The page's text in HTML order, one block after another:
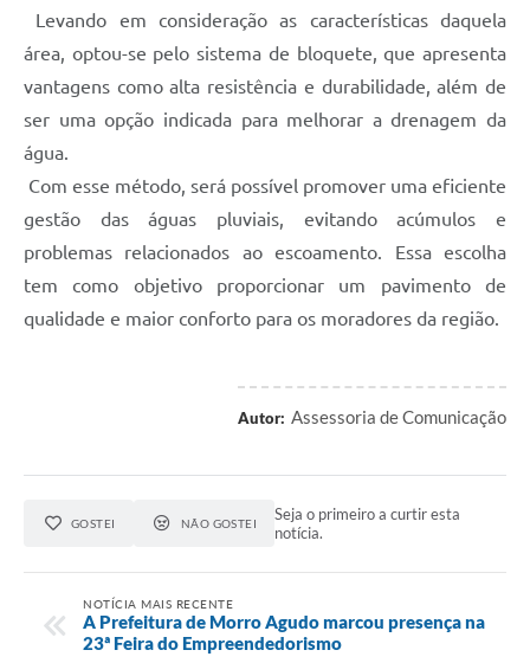
Levando em consideração as características daquela
área, optou-se pelo sistema de bloquete, que apresenta
vantagens como alta resistência e durabilidade, além de
ser uma opção indicada para melhorar a drenagem da
água.
Com esse método, será possível promover uma eficiente
gestão das águas pluviais, evitando acúmulos e
problemas relacionados ao escoamento. Essa escolha
tem como objetivo proporcionar um pavimento de
qualidade e maior conforto para os moradores da região.
Autor: Assessoria de Comunicação
GOSTEI NÃO GOSTEI
Seja o primeiro a curtir esta
notícia.
NOTÍCIA MAIS RECENTE
A Prefeitura de Morro Agudo marcou presença na
23ª Feira do Empreendedorismo